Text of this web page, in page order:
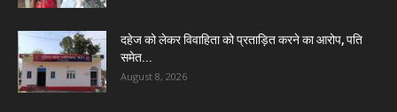
दहेज को लेकर विवाहिता को प्रताड़ित करने का आरोप, पति
समेत...
August 8, 2026